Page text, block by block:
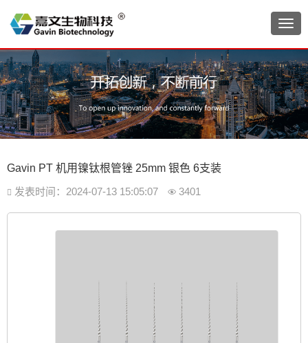
Gavin PT 机用镍钛根管锉 25mm 银色 6支装
 发表时间：2024-07-13 15:05:07  3401